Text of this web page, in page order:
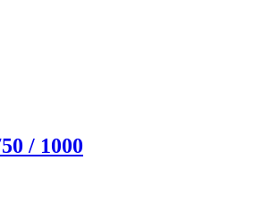
/ 1000